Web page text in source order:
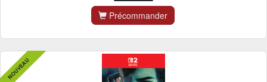
Précommander
NOUVEAU